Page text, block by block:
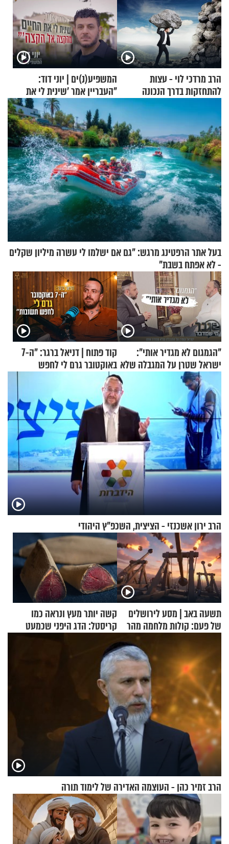
הרב מרדכי לוי - עצות
להתחזקות בדרך הנכונה
המשפיע(נ)ים | יוני דוד:
"העבריין אמר 'שינית לי את
החיים מהקצה אל הקצה'"
בעל אתר הרפטינג מרגש: "גם אם ישלמו לי עשרה מיליון שקלים
- לא אפתח בשבת"
"הגמגום לא מגדיר אותי":
ישראל שטרן על המגבלה שלא
עוצרת אותו
קוד פתוח | דניאל ברגר: "ה-7
באוקטובר גרם לי לחפש
תשובות"
הרב ירון אשכנזי - הציצית, השכפ"ץ היהודי
תשעה באב | מסע לירושלים
של פעם: קולות מלחמה מהר
קשה יותר מעץ ונראה כמו
קריסטל: הדג היפני שכמעט
הרב זמיר כהן - העוצמה האדירה של לימוד תורה